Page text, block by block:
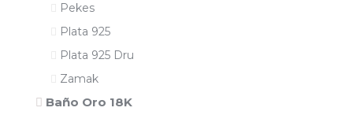
Pekes
Plata 925
Plata 925 Dru
Zamak
Baño Oro 18K